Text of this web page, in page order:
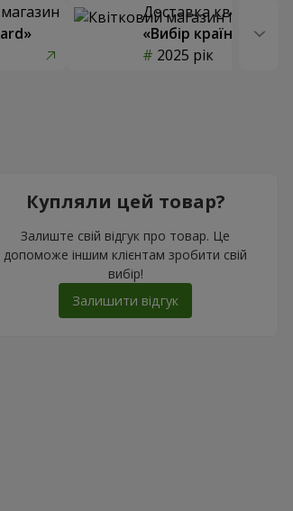
Доставка квітів
«Вибір країни»
2025 рік
Купляли цей товар?
Залиште свій відгук про товар. Це
допоможе іншим клієнтам зробити свій
вибір!
Залишити відгук